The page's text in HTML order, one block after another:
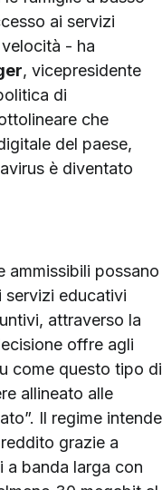
ai servizi
- ha
, vicepresidente
di
che
del paese,
è diventato
ammissibili possano
servizi educativi
attraverso la
offre agli
come questo tipo di
allineato alle
Il regime intende
grazie a
a banda larga con